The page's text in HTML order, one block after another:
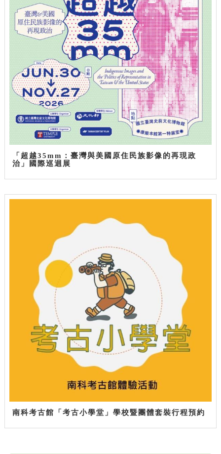
「超越35mm：臺灣與美國原住民族影像的再現政
治」國際巡迴展
南科考古館「考古小學堂」學校暨團體套裝行程預約